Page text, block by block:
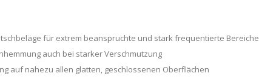
1)
600
Serie,
für extrem beanspruchte und stark frequentierte Bereiche
auch bei starker Verschmutzung
auf nahezu allen glatten, geschlossenen Oberflächen